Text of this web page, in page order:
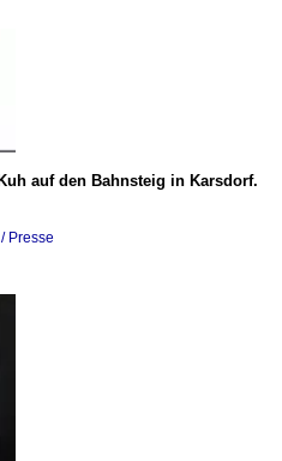
auf den Bahnsteig in Karsdorf.
Presse